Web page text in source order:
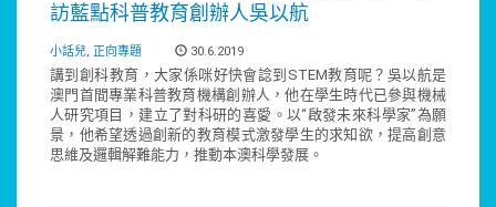
訪藍點科普教育創辦人吳以航
小話兒, 正向專題 30.6.2019
講到創科教育，大家係咪好快會諗到STEM教育呢？吳以航是
澳門首間專業科普教育機構創辦人，他在學生時代已參與機械
人研究項目，建立了對科研的喜愛。以“啟發未來科學家”為願
景，他希望透過創新的教育模式激發學生的求知欲，提高創意
思維及邏輯解難能力，推動本澳科學發展。